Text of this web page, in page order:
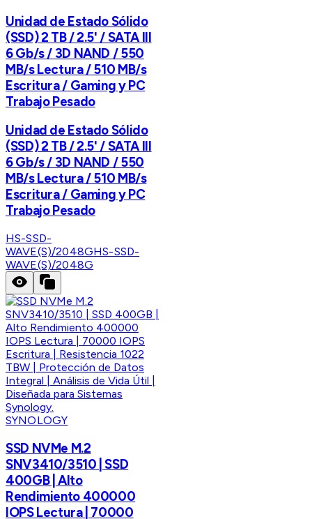
Unidad de Estado Sólido
(SSD) 2 TB / 2.5' / SATA III
6 Gb/s / 3D NAND / 550
MB/s Lectura / 510 MB/s
Escritura / Gaming y PC
Trabajo Pesado
Unidad de Estado Sólido
(SSD) 2 TB / 2.5' / SATA III
6 Gb/s / 3D NAND / 550
MB/s Lectura / 510 MB/s
Escritura / Gaming y PC
Trabajo Pesado
HS-SSD-
WAVE(S)/2048GHS-SSD-
WAVE(S)/2048G
SYNOLOGY
SSD NVMe M.2
SNV3410/3510 | SSD
400GB | Alto
Rendimiento 400000
IOPS Lectura | 70000